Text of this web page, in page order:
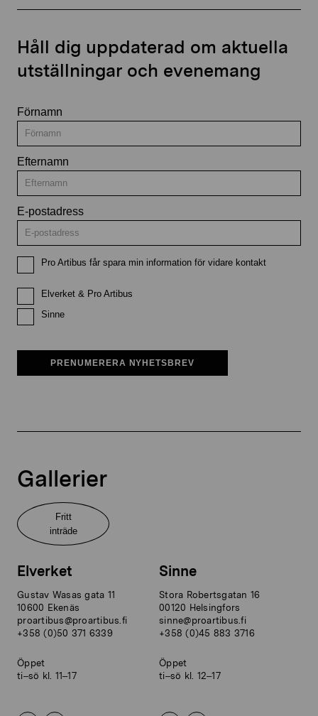
Håll dig uppdaterad om aktuella
utställningar och evenemang
Förnamn
Efternamn
E-postadress
Pro Artibus får spara min information för vidare kontakt
Elverket & Pro Artibus
Sinne
PRENUMERERA NYHETSBREV
Gallerier
Fritt
inträde
Elverket
Gustav Wasas gata 11
10600 Ekenäs
proartibus@proartibus.fi
+358 (0)50 371 6339
Öppet
ti–sö kl. 11–17
Sinne
Stora Robertsgatan 16
00120 Helsingfors
sinne@proartibus.fi
+358 (0)45 883 3716
Öppet
ti–sö kl. 12–17